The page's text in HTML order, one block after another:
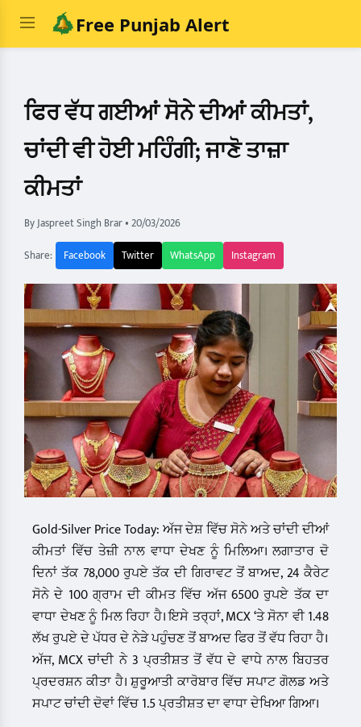
Free Punjab Alert
ਫਿਰ ਵੱਧ ਗਈਆਂ ਸੋਨੇ ਦੀਆਂ ਕੀਮਤਾਂ,
ਚਾਂਦੀ ਵੀ ਹੋਈ ਮਹਿੰਗੀ; ਜਾਣੋ ਤਾਜ਼ਾ
ਕੀਮਤਾਂ
By Jaspreet Singh Brar•20/03/2026
Share:
Facebook Twitter WhatsApp Instagram
Gold-Silver Price Today: ਅੱਜ ਦੇਸ਼ ਵਿੱਚ ਸੋਨੇ ਅਤੇ ਚਾਂਦੀ ਦੀਆਂ
ਕੀਮਤਾਂ ਵਿੱਚ ਤੇਜ਼ੀ ਨਾਲ ਵਾਧਾ ਦੇਖਣ ਨੂੰ ਮਿਲਿਆ। ਲਗਾਤਾਰ ਦੋ
ਦਿਨਾਂ ਤੱਕ 78,000 ਰੁਪਏ ਤੱਕ ਦੀ ਗਿਰਾਵਟ ਤੋਂ ਬਾਅਦ, 24 ਕੈਰੇਟ
ਸੋਨੇ ਦੇ 100 ਗ੍ਰਾਮ ਦੀ ਕੀਮਤ ਵਿੱਚ ਅੱਜ 6500 ਰੁਪਏ ਤੱਕ ਦਾ
ਵਾਧਾ ਦੇਖਣ ਨੂੰ ਮਿਲ ਰਿਹਾ ਹੈ। ਇਸੇ ਤਰ੍ਹਾਂ, MCX ‘ਤੇ ਸੋਨਾ ਵੀ 1.48
ਲੱਖ ਰੁਪਏ ਦੇ ਪੱਧਰ ਦੇ ਨੇੜੇ ਪਹੁੰਚਣ ਤੋਂ ਬਾਅਦ ਫਿਰ ਤੋਂ ਵੱਧ ਰਿਹਾ ਹੈ।
ਅੱਜ, MCX ਚਾਂਦੀ ਨੇ 3 ਪ੍ਰਤੀਸ਼ਤ ਤੋਂ ਵੱਧ ਦੇ ਵਾਧੇ ਨਾਲ ਬਿਹਤਰ
ਪ੍ਰਦਰਸ਼ਨ ਕੀਤਾ ਹੈ। ਸ਼ੁਰੂਆਤੀ ਕਾਰੋਬਾਰ ਵਿੱਚ ਸਪਾਟ ਗੋਲਡ ਅਤੇ
ਸਪਾਟ ਚਾਂਦੀ ਦੋਵਾਂ ਵਿੱਚ 1.5 ਪ੍ਰਤੀਸ਼ਤ ਦਾ ਵਾਧਾ ਦੇਖਿਆ ਗਿਆ।